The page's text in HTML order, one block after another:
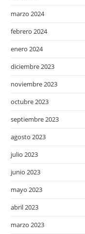
marzo 2024
febrero 2024
enero 2024
diciembre 2023
noviembre 2023
octubre 2023
septiembre 2023
agosto 2023
julio 2023
junio 2023
mayo 2023
abril 2023
marzo 2023